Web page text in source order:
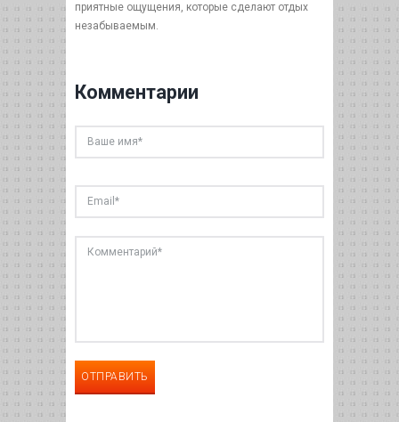
приятные ощущения, которые сделают отдых
незабываемым.
Комментарии